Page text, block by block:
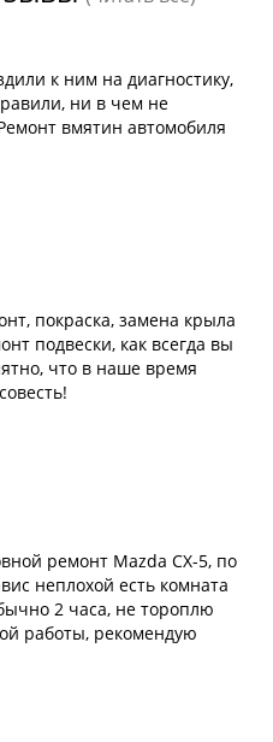
к ним на диагностику,
ни в чем не
вмятин автомобиля
покраска, замена крыла
подвески, как всегда вы
что в наше время
ремонт Mazda CX-5, по
неплохой есть комната
2 часа, не тороплю
работы, рекомендую